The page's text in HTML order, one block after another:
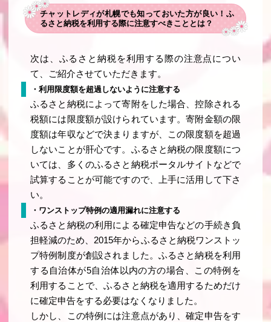
チャットレディが札幌でも知っておいた方が良い！ふ
るさと納税を利用する際に注意すべきこととは？
次は、ふるさと納税を利用する際の注意点につい
て、ご紹介させていただきます。
・利用限度額を超過しないように注意する
ふるさと納税によって寄附をした場合、控除される
税額には限度額が設けられています。寄附金額の限
度額は年収などで決まりますが、この限度額を超過
しないことが肝心です。ふるさと納税の限度額につ
いては、多くのふるさと納税ポータルサイトなどで
試算することが可能ですので、上手に活用して下さ
い。
・ワンストップ特例の適用漏れに注意する
ふるさと納税の利用による確定申告などの手続き負
担軽減のため、2015年からふるさと納税ワンストッ
プ特例制度が創設されました。ふるさと納税を利用
する自治体が5自治体以内の方の場合、この特例を
利用することで、ふるさと納税を適用するためだけ
に確定申告をする必要はなくなりました。
しかし、この特例には注意点があり、確定申告をす